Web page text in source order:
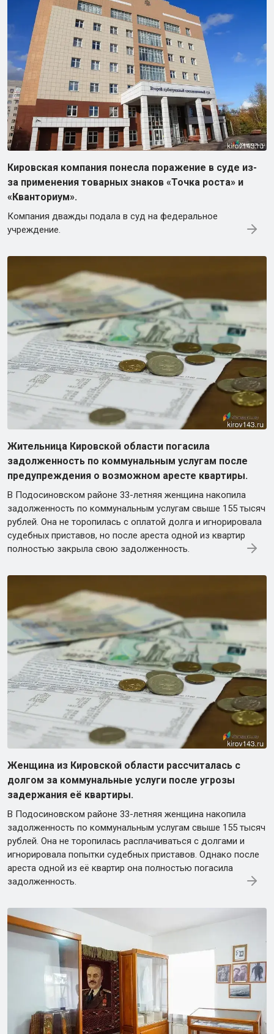
Кировская компания понесла поражение в суде из-
за применения товарных знаков «Точка роста» и
«Кванториум».
Компания дважды подала в суд на федеральное
учреждение.
Жительница Кировской области погасила
задолженность по коммунальным услугам после
предупреждения о возможном аресте квартиры.
В Подосиновском районе 33-летняя женщина накопила
задолженность по коммунальным услугам свыше 155 тысяч
рублей. Она не торопилась с оплатой долга и игнорировала
судебных приставов, но после ареста одной из квартир
полностью закрыла свою задолженность.
Женщина из Кировской области рассчиталась с
долгом за коммунальные услуги после угрозы
задержания её квартиры.
В Подосиновском районе 33-летняя женщина накопила
задолженность по коммунальным услугам свыше 155 тысяч
рублей. Она не торопилась расплачиваться с долгами и
игнорировала попытки судебных приставов. Однако после
ареста одной из её квартир она полностью погасила
задолженность.